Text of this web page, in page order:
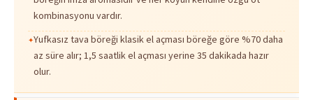
kombinasyonu vardır.
Yufkasız tava böreği klasik el açması böreğe göre %70 daha
az süre alır; 1,5 saatlik el açması yerine 35 dakikada hazır
olur.